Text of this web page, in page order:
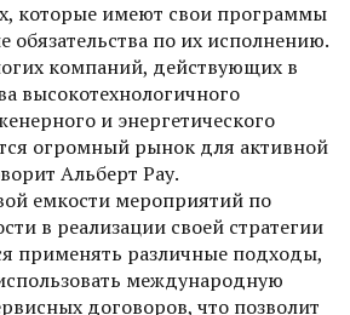
которые имеют свои программы
обязательства по их исполнению.
компаний, действующих в
высокотехнологичного
и энергетического
огромный рынок для активной
Альберт Рау.
емкости мероприятий по
в реализации своей стратегии
применять различные подходы,
международную
договоров, что позволит